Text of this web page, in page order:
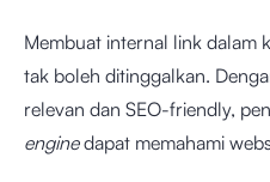
Membuat internal link dalam
tak boleh ditinggalkan.
relevan dan SEO-friendly,
enginedapat memahami